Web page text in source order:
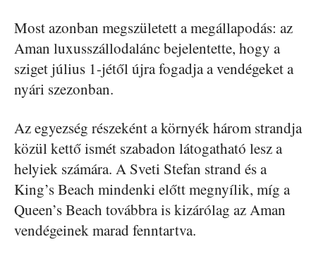
Most azonban megszületett a megállapodás: az
Aman luxusszállodalánc bejelentette, hogy a
sziget július 1-jétől újra fogadja a vendégeket a
nyári szezonban.
Az egyezség részeként a környék három strandja
közül kettő ismét szabadon látogatható lesz a
helyiek számára. A Sveti Stefan strand és a
King’s Beach mindenki előtt megnyílik, míg a
Queen’s Beach továbbra is kizárólag az Aman
vendégeinek marad fenntartva.